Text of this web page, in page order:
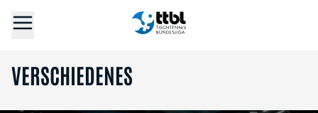
VERSCHIEDENES